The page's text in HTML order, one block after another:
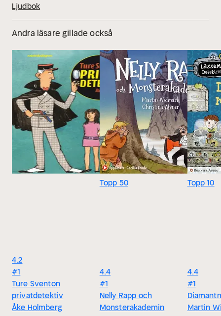
Ljudbok
Andra läsare gillade också
4.2
#1
Ture Sventon
privatdetektiv
Åke Holmberg
Topp 50
4.4
#1
Nelly Rapp och
Monsterakademin
Topp 10
4.4
#1
Martin